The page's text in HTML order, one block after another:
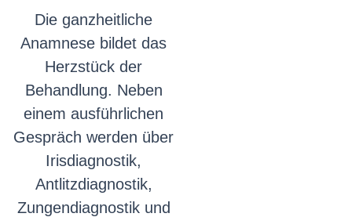
Die ganzheitliche
Anamnese bildet das
Herzstück der
Behandlung. Neben
einem ausführlichen
Gespräch werden über
Irisdiagnostik,
Antlitzdiagnostik,
Zungendiagnostik und